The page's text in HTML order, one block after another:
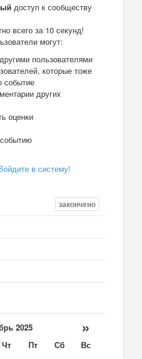
доступ к сообществу
всего за 10 секунд!
могут:
пользователями
которые тоже
событие
других
оценки
в систему!
закончено
2025 »
Чт Пт Сб
Вс